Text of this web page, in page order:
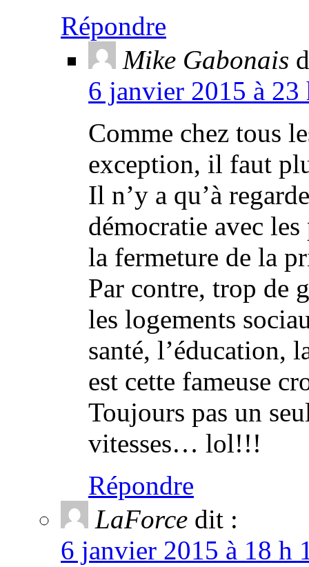
Répondre
Mike Gabonais
6 janvier 2015 à
Comme chez tous
exception, il faut
Il n’y a qu’à
démocratie avec
la fermeture de la
Par contre, trop de
les logements
santé, l’éducation,
est cette fameuse
Toujours pas un
vitesses… lol!!!
Répondre
LaForce dit :
6 janvier 2015 à 18 h